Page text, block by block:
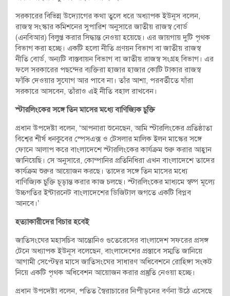
সরকারের বিভিন্ন উদ্যোগের কথা তুলে ধরে অধ্যাপক ইউনূস বলেন,
রাজস্ব সংস্কার কমিশনের সুপারিশ অনুসারে জাতীয় রাজস্ব বোর্ড
(এনবিআর) বিলুপ্ত করার সিদ্ধান্ত নেওয়া হয়েছে। এর জায়গায় দুটি পৃথক
বিভাগ করা হচ্ছে। একটি হলো নীতি প্রণয়ন বিভাগ বা জাতীয় রাজস্ব
নীতি বোর্ড, অন্যটি বাস্তবায়ন বিভাগ বা জাতীয় রাজস্ব সংগ্রহ বিভাগ। এর
ফলে সরকারের পছন্দের ব্যক্তিরা হাজার হাজার কোটি টাকার রাজস্ব
ফাঁকি দেওয়ার সুযোগ আর পাবে না। তাঁর আশা, পরবর্তীতে যাঁরা
সরকারে আসবেন, তাঁরাও এই নীতি বহাল রাখবেন।
স্টারলিংকের সঙ্গে তিন মাসের মধ্যে বাণিজ্যিক চুক্তি
প্রধান উপদেষ্টা বলেন, ‘আপনারা শুনেছেন, আমি স্টারলিংকের প্রতিষ্ঠাতা
বিশ্বের শীর্ষ ধনকুবের স্পেসএক্স ও টেসলার মালিক ইলন মাস্কের সঙ্গে
ফোনে আলাপ করে বাংলাদেশে স্টারলিংকের কার্যক্রম শুরু করার আহ্বান
জানিয়েছি। সে অনুসারে, কোম্পানির প্রতিনিধিরা এখন বাংলাদেশে তাদের
কার্যক্রম শুরুর আয়োজন করছে। তাদের সঙ্গে তিন মাসের মধ্যে
বাণিজ্যিক চুক্তি চূড়ান্ত করার কাজ চলছে। স্টারলিংকের মাধ্যমে স্বল্প মূল্যে
উচ্চগতির ইন্টারনেট বাংলাদেশের ডিজিটাল জগতে একটি বিপ্লব
আনবে।’
হত্যাকারীদের বিচার হবেই
জাতিসংঘের মহাসচিব আন্তোনিও গুতেরেসের বাংলাদেশ সফরের প্রসঙ্গ
টেনে অধ্যাপক ইউনূস বলেছেন, বাংলাদেশের প্রস্তাবে সম্মতি জানিয়ে
আগামী সেপ্টেম্বর মাসে জাতিসংঘের সাধারণ অধিবেশনে রোহিঙ্গা সংকট
নিয়ে একটি পৃথক অধিবেশন আয়োজন করার প্রস্তুতি নেওয়া হচ্ছে।
প্রধান উপদেষ্টা বলেন, পতিত স্বৈরাচারের নিপীড়নের বর্ণনা উঠে এসেছে